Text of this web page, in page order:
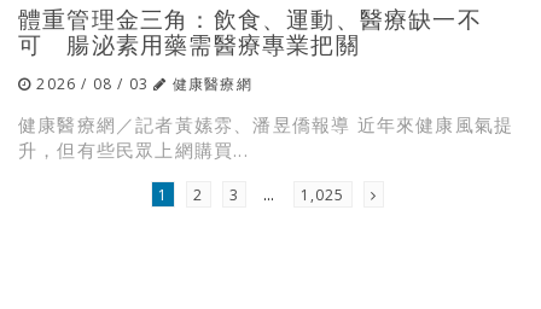
體重管理金三角：飲食、運動、醫療缺一不
可 腸泌素用藥需醫療專業把關
2026 / 08 / 03 健康醫療網
健康醫療網／記者黃嫊雰、潘昱僑報導 近年來健康風氣提
升，但有些民眾上網購買...
1 2 3 … 1,025